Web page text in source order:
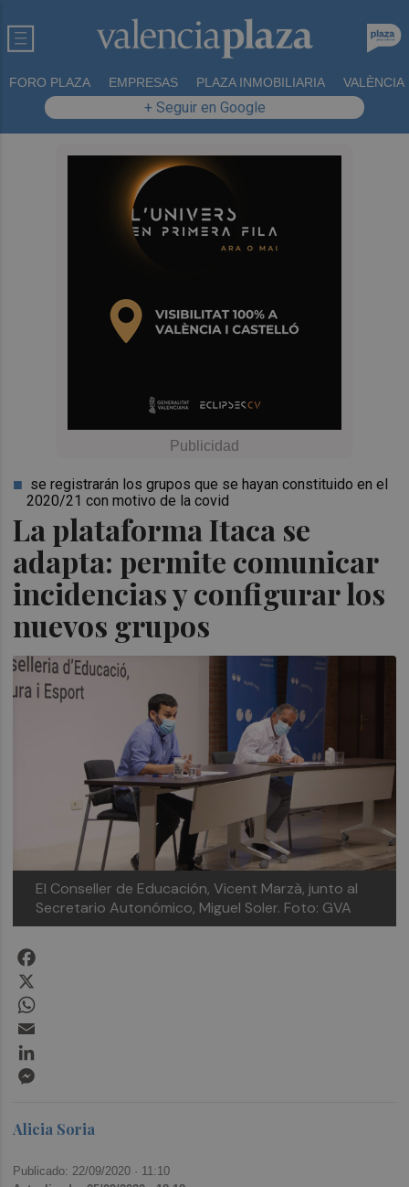
FORO PLAZA EMPRESAS PLAZA INMOBILIARIA VALÈNCIA
+ Seguir en Google
La plataforma Itaca se
adapta: permite comunicar
incidencias y configurar los
nuevos grupos
se registrarán los grupos que se hayan constituido en el
2020/21 con motivo de la covid
El Conseller de Educación, Vicent Marzà, junto al
Secretario Autonómico, Miguel Soler. Foto: GVA
Alicia Soria
Publicado: 22/09/2020 · 11:10